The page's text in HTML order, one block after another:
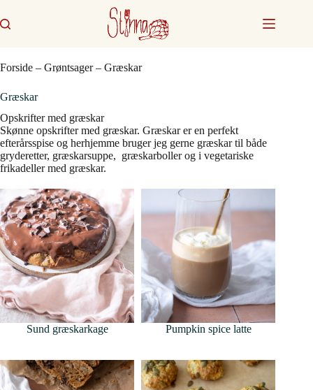
til
indhold
Forside – Grøntsager– Græskar
Græskar
Opskrifter med græskar
Skønne opskrifter med græskar. Græskar er en perfekt
efterårsspise og herhjemme bruger jeg gerne græskar til både
gryderetter, græskarsuppe, græskarboller og i vegetariske
frikadeller med græskar.
Sund græskarkage Pumpkin spice latte